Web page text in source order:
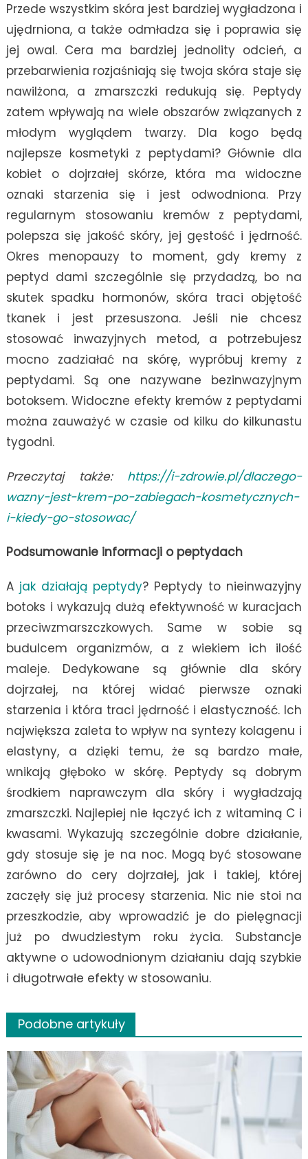
Przede wszystkim skóra jest bardziej wygładzona i
ujędrniona, a także odmładza się i poprawia się
jej owal. Cera ma bardziej jednolity odcień, a
przebarwienia rozjaśniają się twoja skóra staje się
nawilżona, a zmarszczki redukują się. Peptydy
zatem wpływają na wiele obszarów związanych z
młodym wyglądem twarzy. Dla kogo będą
najlepsze kosmetyki z peptydami? Głównie dla
kobiet o dojrzałej skórze, która ma widoczne
oznaki starzenia się i jest odwodniona. Przy
regularnym stosowaniu kremów z peptydami,
polepsza się jakość skóry, jej gęstość i jędrność.
Okres menopauzy to moment, gdy kremy z
peptyd dami szczególnie się przydadzą, bo na
skutek spadku hormonów, skóra traci objętość
tkanek i jest przesuszona. Jeśli nie chcesz
stosować inwazyjnych metod, a potrzebujesz
mocno zadziałać na skórę, wypróbuj kremy z
peptydami. Są one nazywane bezinwazyjnym
botoksem. Widoczne efekty kremów z peptydami
można zauważyć w czasie od kilku do kilkunastu
tygodni.
Przeczytaj także: https://i-zdrowie.pl/dlaczego-
wazny-jest-krem-po-zabiegach-kosmetycznych-
i-kiedy-go-stosowac/
Podsumowanie informacji o peptydach
A jak działają peptydy? Peptydy to nieinwazyjny
botoks i wykazują dużą efektywność w kuracjach
przeciwzmarszczkowych. Same w sobie są
budulcem organizmów, a z wiekiem ich ilość
maleje. Dedykowane są głównie dla skóry
dojrzałej, na której widać pierwsze oznaki
starzenia i która traci jędrność i elastyczność. Ich
największa zaleta to wpływ na syntezy kolagenu i
elastyny, a dzięki temu, że są bardzo małe,
wnikają głęboko w skórę. Peptydy są dobrym
środkiem naprawczym dla skóry i wygładzają
zmarszczki. Najlepiej nie łączyć ich z witaminą C i
kwasami. Wykazują szczególnie dobre działanie,
gdy stosuje się je na noc. Mogą być stosowane
zarówno do cery dojrzałej, jak i takiej, której
zaczęły się już procesy starzenia. Nic nie stoi na
przeszkodzie, aby wprowadzić je do pielęgnacji
już po dwudziestym roku życia. Substancje
aktywne o udowodnionym działaniu dają szybkie
i długotrwałe efekty w stosowaniu.
Podobne artykuły